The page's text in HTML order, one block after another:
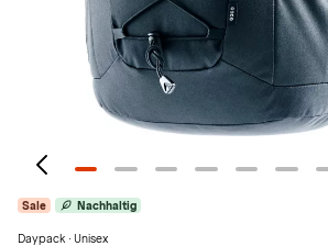
Sale Nachhaltig
Daypack · Unisex